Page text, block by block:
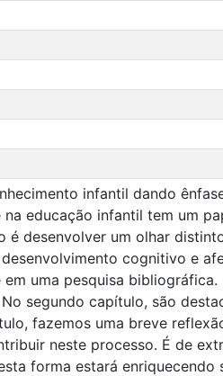
infantil dando
educação infantil tem um
desenvolver um olhar
cognitivo e
uma pesquisa
segundo capítulo, são
fazemos uma breve
neste processo. É de
forma estará enriquecendo